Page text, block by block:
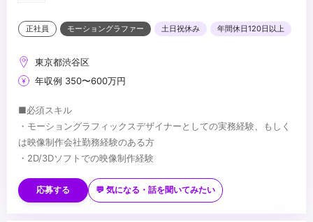
正社員 モーショングラファー 土日祝休み 年間休日120日以上
東京都渋谷区
年収例 350〜600万円
■必須スキル
・モーショングラフィックスデザイナーとしての実務経験、もしく
は映像制作会社勤務経験のある方
・2D/3Dソフトでの映像制作経験
・AfterEffect、PremierePro、Cinema4D
・Blender、Maya
応募する 💬 気になる・話を聞いてみたい